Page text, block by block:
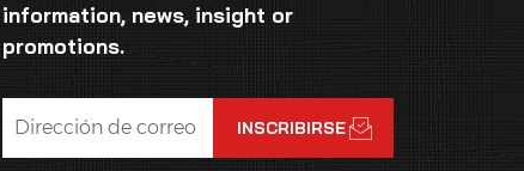
information, news, insight or
promotions.